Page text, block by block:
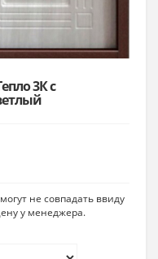
3К с
не совпадать ввиду
у менеджера.